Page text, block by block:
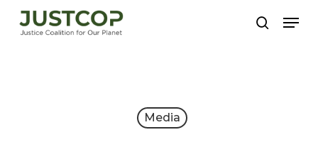
Skip
search
Media